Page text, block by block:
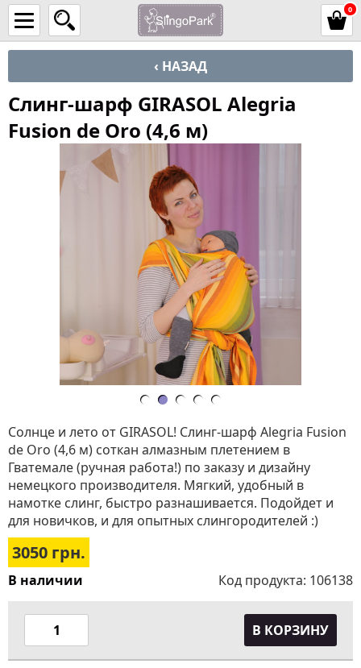
0
‹ НАЗАД
Слинг-шарф GIRASOL Alegria
Fusion de Oro (4,6 м)
Солнце и лето от GIRASOL! Слинг-шарф Alegria Fusion
de Oro (4,6 м) соткан алмазным плетением в
Гватемале (ручная работа!) по заказу и дизайну
немецкого производителя. Мягкий, удобный в
намотке слинг, быстро разнашивается. Подойдет и
для новичков, и для опытных слингородителей :)
3050 грн.
В наличии Код продукта: 106138
В КОРЗИНУ